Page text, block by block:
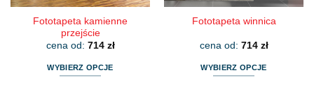
Fototapeta kamienne
przejście
cena od: 714 zł
WYBIERZ OPCJE
Fototapeta winnica
cena od: 714 zł
WYBIERZ OPCJE